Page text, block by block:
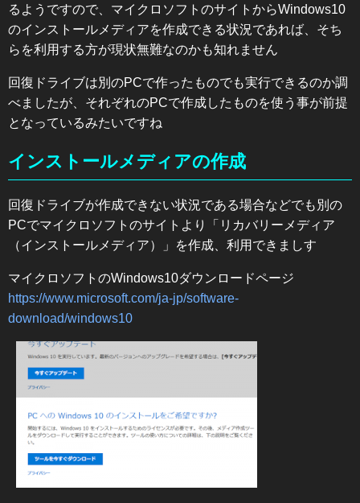
るようですので、マイクロソフトのサイトからWindows10
のインストールメディアを作成できる状況であれば、そち
らを利用する方が現状無難なのかも知れません
回復ドライブは別のPCで作ったものでも実行できるのか調
べましたが、それぞれのPCで作成したものを使う事が前提
となっているみたいですね
インストールメディアの作成
回復ドライブが作成できない状況である場合などでも別の
PCでマイクロソフトのサイトより「リカバリーメディア
（インストールメディア）」を作成、利用できましす
マイクロソフトのWindows10ダウンロードページ
https://www.microsoft.com/ja-jp/software-
download/windows10